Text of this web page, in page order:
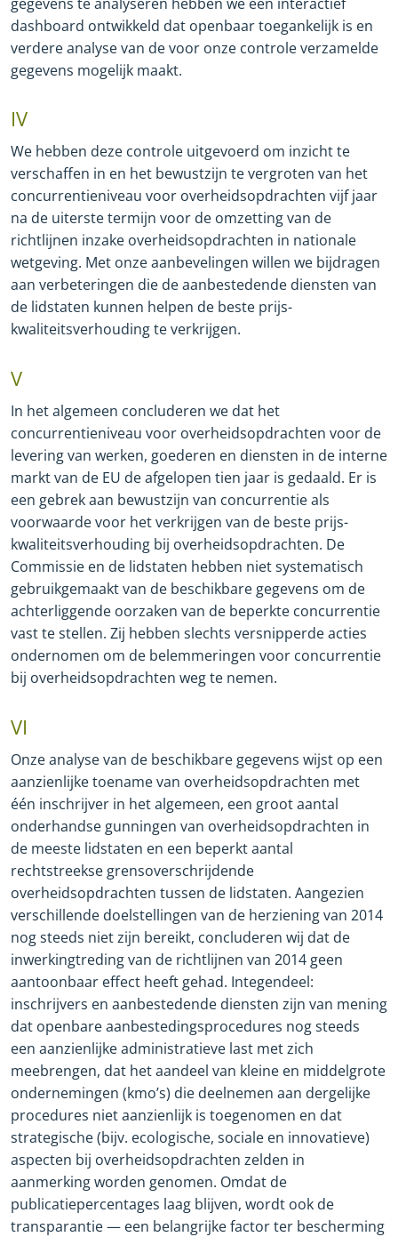
dashboard ontwikkeld dat openbaar toegankelijk is en
verdere analyse van de voor onze controle verzamelde
gegevens mogelijk maakt.
IV
We hebben deze controle uitgevoerd om inzicht te
verschaffen in en het bewustzijn te vergroten van het
concurrentieniveau voor overheidsopdrachten vijf jaar
na de uiterste termijn voor de omzetting van de
richtlijnen inzake overheidsopdrachten in nationale
wetgeving. Met onze aanbevelingen willen we bijdragen
aan verbeteringen die de aanbestedende diensten van
de lidstaten kunnen helpen de beste prijs-
kwaliteitsverhouding te verkrijgen.
V
In het algemeen concluderen we dat het
concurrentieniveau voor overheidsopdrachten voor de
levering van werken, goederen en diensten in de interne
markt van de EU de afgelopen tien jaar is gedaald. Er is
een gebrek aan bewustzijn van concurrentie als
voorwaarde voor het verkrijgen van de beste prijs-
kwaliteitsverhouding bij overheidsopdrachten. De
Commissie en de lidstaten hebben niet systematisch
gebruikgemaakt van de beschikbare gegevens om de
achterliggende oorzaken van de beperkte concurrentie
vast te stellen. Zij hebben slechts versnipperde acties
ondernomen om de belemmeringen voor concurrentie
bij overheidsopdrachten weg te nemen.
VI
Onze analyse van de beschikbare gegevens wijst op een
aanzienlijke toename van overheidsopdrachten met
één inschrijver in het algemeen, een groot aantal
onderhandse gunningen van overheidsopdrachten in
de meeste lidstaten en een beperkt aantal
rechtstreekse grensoverschrijdende
overheidsopdrachten tussen de lidstaten. Aangezien
verschillende doelstellingen van de herziening van 2014
nog steeds niet zijn bereikt, concluderen wij dat de
inwerkingtreding van de richtlijnen van 2014 geen
aantoonbaar effect heeft gehad. Integendeel:
inschrijvers en aanbestedende diensten zijn van mening
dat openbare aanbestedingsprocedures nog steeds
een aanzienlijke administratieve last met zich
meebrengen, dat het aandeel van kleine en middelgrote
ondernemingen (kmo’s) die deelnemen aan dergelijke
procedures niet aanzienlijk is toegenomen en dat
strategische (bijv. ecologische, sociale en innovatieve)
aspecten bij overheidsopdrachten zelden in
aanmerking worden genomen. Omdat de
publicatiepercentages laag blijven, wordt ook de
transparantie — een belangrijke factor ter bescherming